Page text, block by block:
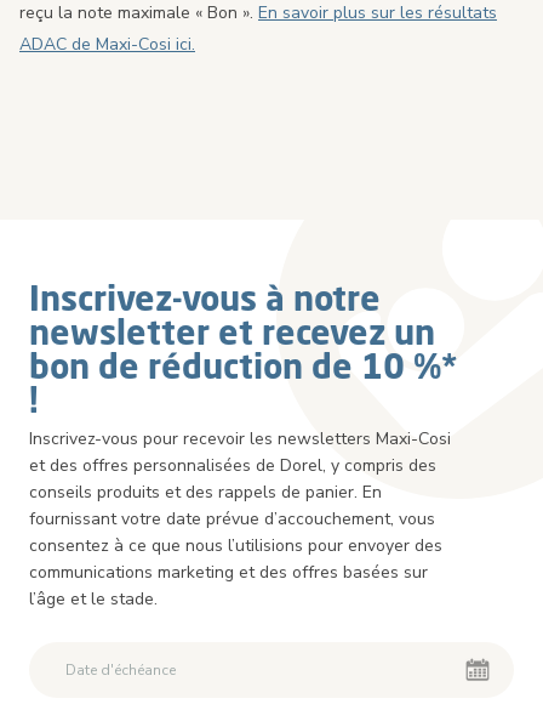
reçu la note maximale « Bon ». En savoir plus sur les résultats
ADAC de Maxi-Cosi ici.
Inscrivez-vous à notre
newsletter et recevez un
bon de réduction de 10 %*
!
Inscrivez-vous pour recevoir les newsletters Maxi-Cosi
et des offres personnalisées de Dorel, y compris des
conseils produits et des rappels de panier. En
fournissant votre date prévue d’accouchement, vous
consentez à ce que nous l’utilisions pour envoyer des
communications marketing et des offres basées sur
l’âge et le stade.
Deuxième Prénom